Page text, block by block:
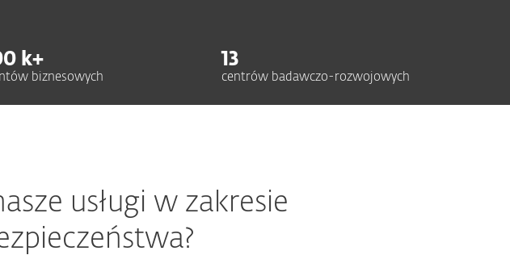
k+
biznesowych
13
centrów badawczo-rozwojowych
usługi w zakresie